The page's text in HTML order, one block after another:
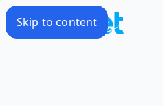
Skip to content